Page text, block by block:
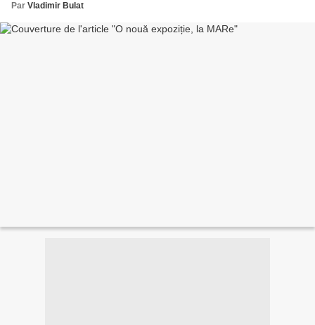
Par Vladimir Bulat